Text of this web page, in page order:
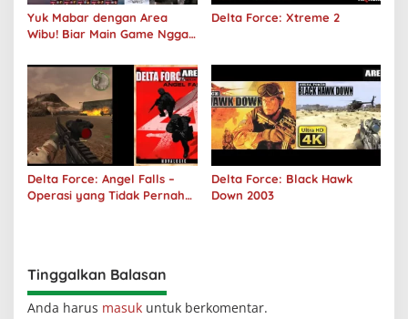
Yuk Mabar dengan Area
Wibu! Biar Main Game Nggak
Delta Force: Xtreme 2
Delta Force: Angel Falls –
Operasi yang Tidak Pernah
Delta Force: Black Hawk
Down 2003
Tinggalkan Balasan
Anda harus masuk untuk berkomentar.